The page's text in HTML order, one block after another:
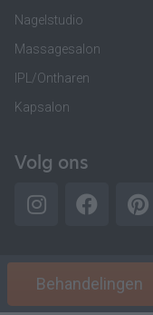
Nagelstudio
Massagesalon
IPL/Ontharen
Kapsalon
Volg ons
Behandelingen